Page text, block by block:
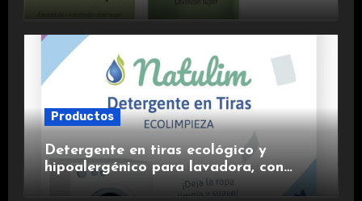
Productos
Detergente en tiras ecológico y
hipoalergénico para lavadora, con
suavizante incluido y fragancia de